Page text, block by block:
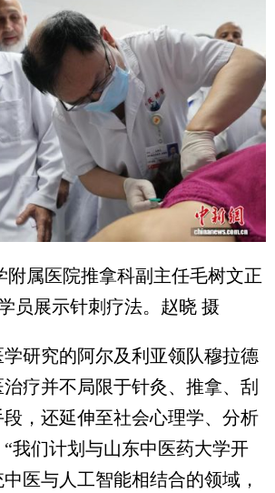
附属医院推拿科副主任毛树文正
员展示针刺疗法。赵晓 摄
究的阿尔及利亚领队穆拉德
疗并不局限于针灸、推拿、刮
，还延伸至社会心理学、分析
我们计划与山东中医药大学开
医与人工智能相结合的领域，